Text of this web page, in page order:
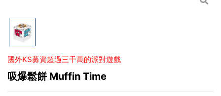
國外KS募資超過三千萬的派對遊戲
吸爆鬆餅 Muffin Time